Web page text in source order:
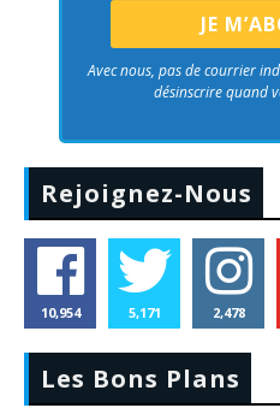
Avec nous, pas de courrier
désinscrire quand
Rejoignez-Nous
10,954 5,171 2,478
Les Bons Plans